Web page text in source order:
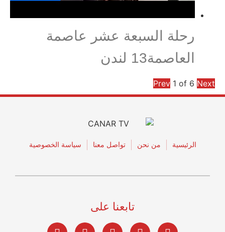
رحلة السبعة عشر عاصمة
العاصمة13 لندن
Prev 1 of 6 Next
الرئيسية من نحن تواصل معنا سياسة الخصوصية
تابعنا على